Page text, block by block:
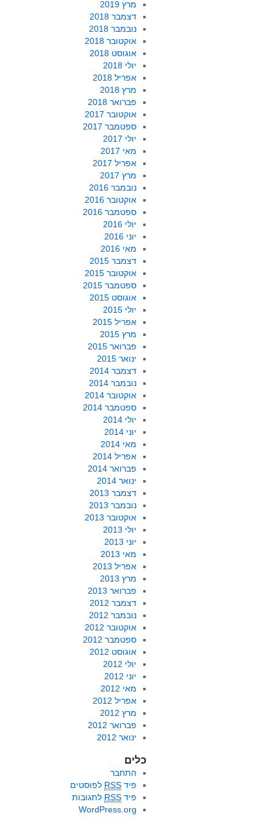
מרץ 2019
דצמבר 2018
נובמבר 2018
אוקטובר 2018
אוגוסט 2018
יולי 2018
אפריל 2018
מרץ 2018
פברואר 2018
אוקטובר 2017
ספטמבר 2017
יולי 2017
מאי 2017
אפריל 2017
מרץ 2017
נובמבר 2016
אוקטובר 2016
ספטמבר 2016
יולי 2016
יוני 2016
מאי 2016
דצמבר 2015
אוקטובר 2015
ספטמבר 2015
אוגוסט 2015
יולי 2015
אפריל 2015
מרץ 2015
פברואר 2015
ינואר 2015
דצמבר 2014
נובמבר 2014
אוקטובר 2014
ספטמבר 2014
יולי 2014
יוני 2014
מאי 2014
אפריל 2014
פברואר 2014
ינואר 2014
דצמבר 2013
נובמבר 2013
אוקטובר 2013
יולי 2013
יוני 2013
מאי 2013
אפריל 2013
מרץ 2013
פברואר 2013
דצמבר 2012
נובמבר 2012
אוקטובר 2012
ספטמבר 2012
אוגוסט 2012
יולי 2012
יוני 2012
מאי 2012
אפריל 2012
מרץ 2012
פברואר 2012
ינואר 2012
כלים
התחבר
פיד RSS לפוסטים
פיד RSS לתגובות
WordPress.org